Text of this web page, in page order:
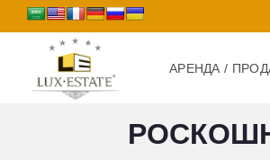
АРЕНДА /